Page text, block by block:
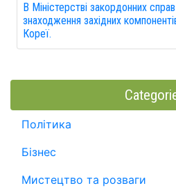
В Міністерстві закордонних
знаходження західних
Кореї.
Політика
Бізнес
Мистецтво та розваги